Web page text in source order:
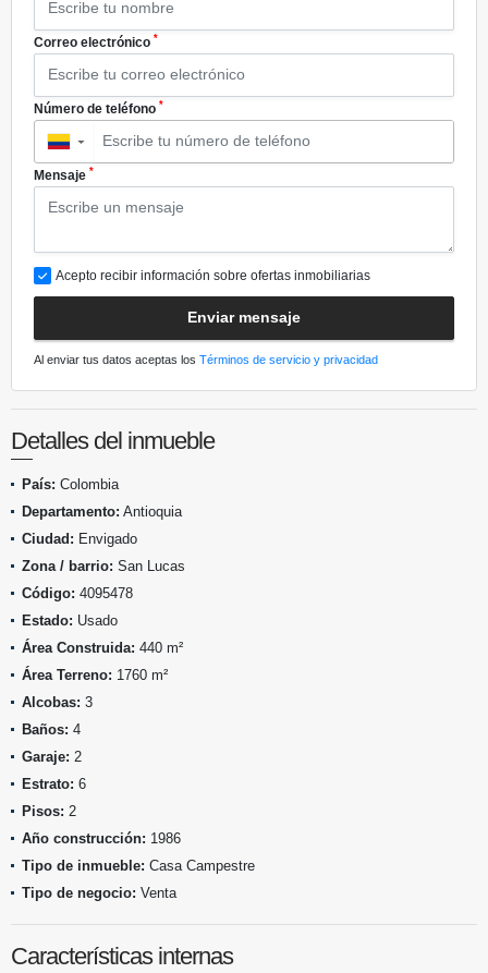
Correo electrónico *
Número de teléfono *
▼
Mensaje *
Acepto recibir información sobre ofertas inmobiliarias
Enviar mensaje
Al enviar tus datos aceptas los Términos de servicio y privacidad
Detalles del inmueble
País: Colombia
Departamento: Antioquia
Ciudad: Envigado
Zona / barrio: San Lucas
Código: 4095478
Estado: Usado
Área Construida: 440 m²
Área Terreno: 1760 m²
Alcobas: 3
Baños: 4
Garaje: 2
Estrato: 6
Pisos: 2
Año construcción: 1986
Tipo de inmueble: Casa Campestre
Tipo de negocio: Venta
Características internas